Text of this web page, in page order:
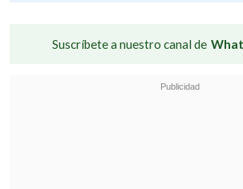
Suscríbete a nuestro canal de